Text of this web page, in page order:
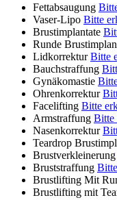
Fettabsaugung
Vaser-Lipo Bitte
Brustimplantate
Runde
Lidkorrektur Bitte
Bauchstraffung
Gynäkomastie
Ohrenkorrektur
Facelifting Bitte
Armstraffung Bitte
Nasenkorrektur
Teardrop
Brustverkleinerung
Bruststraffung
Brustlifting Mit
Brustlifting mit